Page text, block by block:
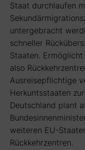
Staat durchlaufen
untergebracht
schneller
Staaten. Ermöglicht
also
Ausreisepflichtige
Herkuntsstaaten
Deutschland plant
weiteren EU-
Rückkehrzentren.